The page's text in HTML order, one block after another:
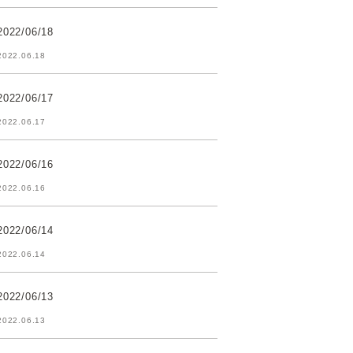
06/18
06/17
06/16
06/14
06/13